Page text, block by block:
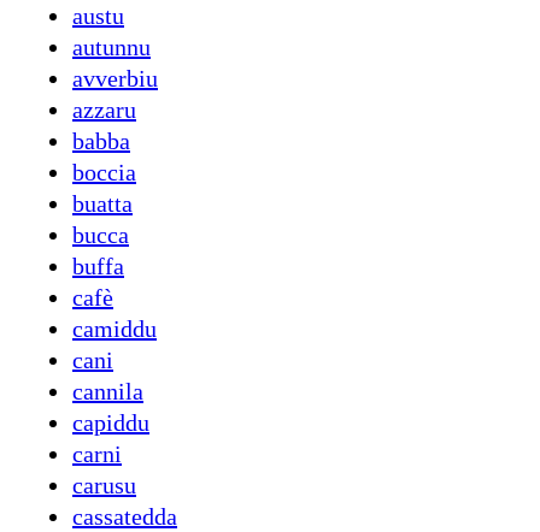
austu
autunnu
avverbiu
azzaru
babba
boccia
buatta
bucca
buffa
cafè
camiddu
cani
cannila
capiddu
carni
carusu
cassatedda